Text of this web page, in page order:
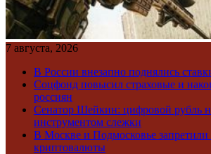
7 августа, 2026
В России внезапно поднялись
Соцфонд повысил страховые и
россиян
Сенатор Шейкин: цифровой рубль
инструментом слежки
В Москве и Подмосковье
криптовалюты